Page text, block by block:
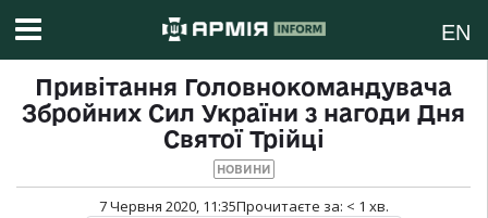
EN
Привітання Головнокомандувача
Збройних Сил України з нагоди Дня
Святої Трійці
НОВИНИ
7 Червня 2020, 11:35Прочитаєте за: < 1 хв.